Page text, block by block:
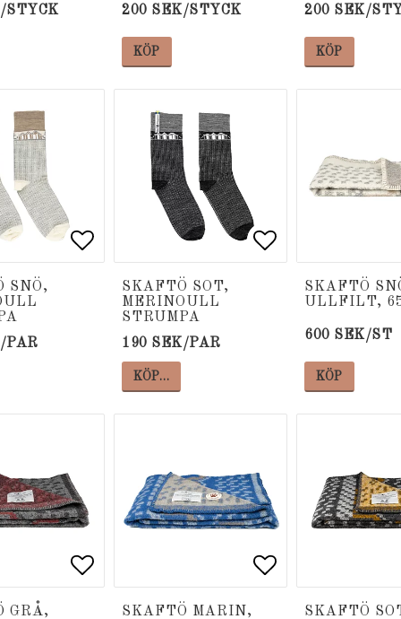
STYCK 200 SEK/STYCK
KÖP
200 SEK/
KÖP
favoritlistan
favoritlistanLägg till i favoritlistan
Lägg till i favoritlistan
SNÖ,
PAR
Lägg till i
Lägg till i
SKAFTÖ SOT,
MERINOULL
STRUMPA
190 SEK/PAR
KÖP…
SKAFTÖ
ULLFILT,
600 SEK/ST
KÖP
favoritlistan
favoritlistanLägg till i favoritlistan
Lägg till i favoritlistan
GRÅ,
Lägg till i
Lägg till i
SKAFTÖ MARIN,
SKAFTÖ